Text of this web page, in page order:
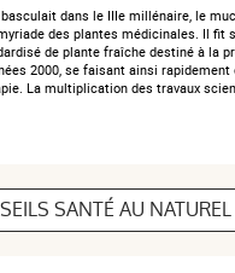
dans le IIIe millénaire, le
des plantes médicinales. Il fit
de plante fraîche destiné à la
2000, se faisant ainsi rapidement
La multiplication des travaux
SANTÉ AU NATUREL